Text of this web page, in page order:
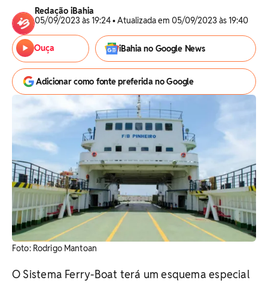
Redação iBahia
05/09/2023 às 19:24 • Atualizada em 05/09/2023 às 19:40
Ouça iBahia no Google News
Adicionar como fonte preferida no Google
Foto: Rodrigo Mantoan
O Sistema Ferry-Boat terá um esquema especial